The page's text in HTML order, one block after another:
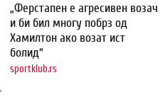
„Ферстапен е агресивен возач
и би бил многу побрз од
Хамилтон ако возат ист
болид“
sportklub.rs